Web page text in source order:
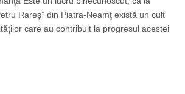
Rareş” din Piatra-Neamţ există un cult
care au contribuit la progresul acestei